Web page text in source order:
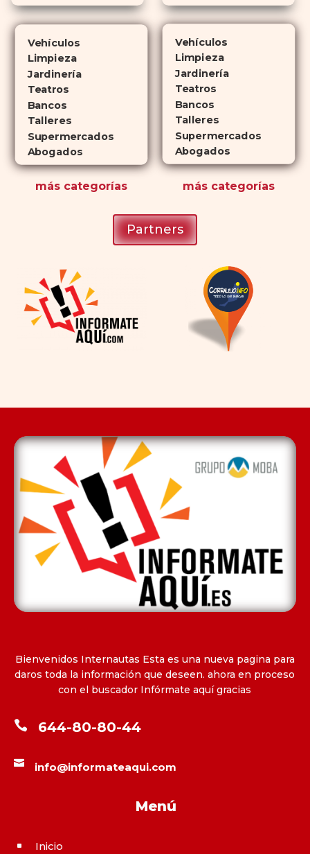
Cialisejerce sus efectos hasta 4
veces más tiempo que Viagra, lo
atractiva para quienes no desean
planificar sus actividades
románticas con antelación.
Vehículos
Limpieza
Jardinería
Teatros
Bancos
Talleres
Supermercados
Abogados
más categorías
Vehículos
Limpieza
Jardinería
Teatros
Bancos
Talleres
Supermercados
Abogados
máscategorías
Partners
Bienvenidos Internautas Esta es una nueva pagina para
daros toda la información que deseen. ahora en proceso
con el buscador Infórmate aquí gracias
 644-80-80-44
 info@informateaqui.com
Menú
^ Inicio